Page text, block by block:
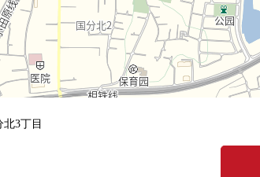
停车场，并且没有所以请注意。
3丁目